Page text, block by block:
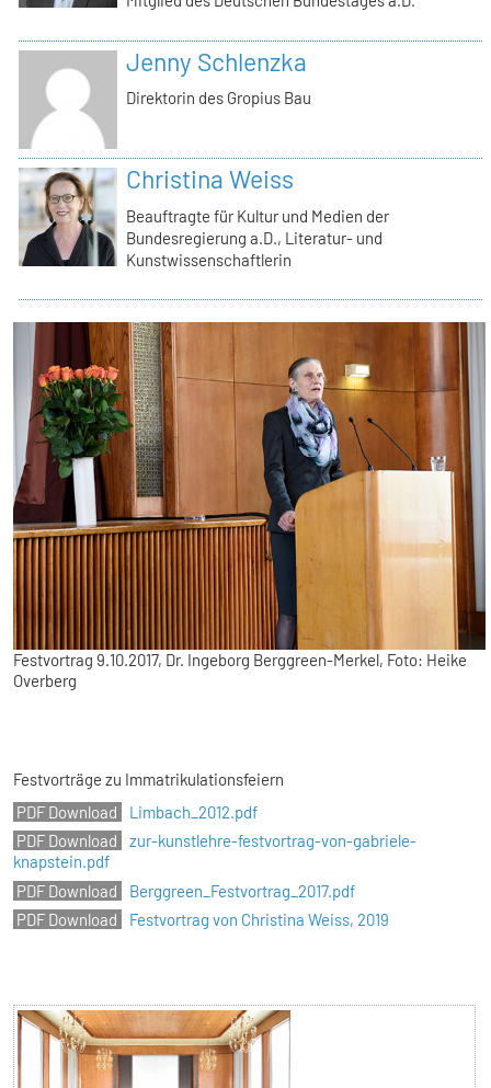
Jenny Schlenzka
Direktorin des Gropius Bau
Christina Weiss
Beauftragte für Kultur und Medien der
Bundesregierung a.D., Literatur- und
Kunstwissenschaftlerin
Festvortrag 9.10.2017, Dr. Ingeborg Berggreen-Merkel, Foto: Heike
Overberg
Festvorträge zu Immatrikulationsfeiern
Limbach_2012.pdf
zur-kunstlehre-festvortrag-von-gabriele-
knapstein.pdf
Berggreen_Festvortrag_2017.pdf
Festvortrag von Christina Weiss, 2019